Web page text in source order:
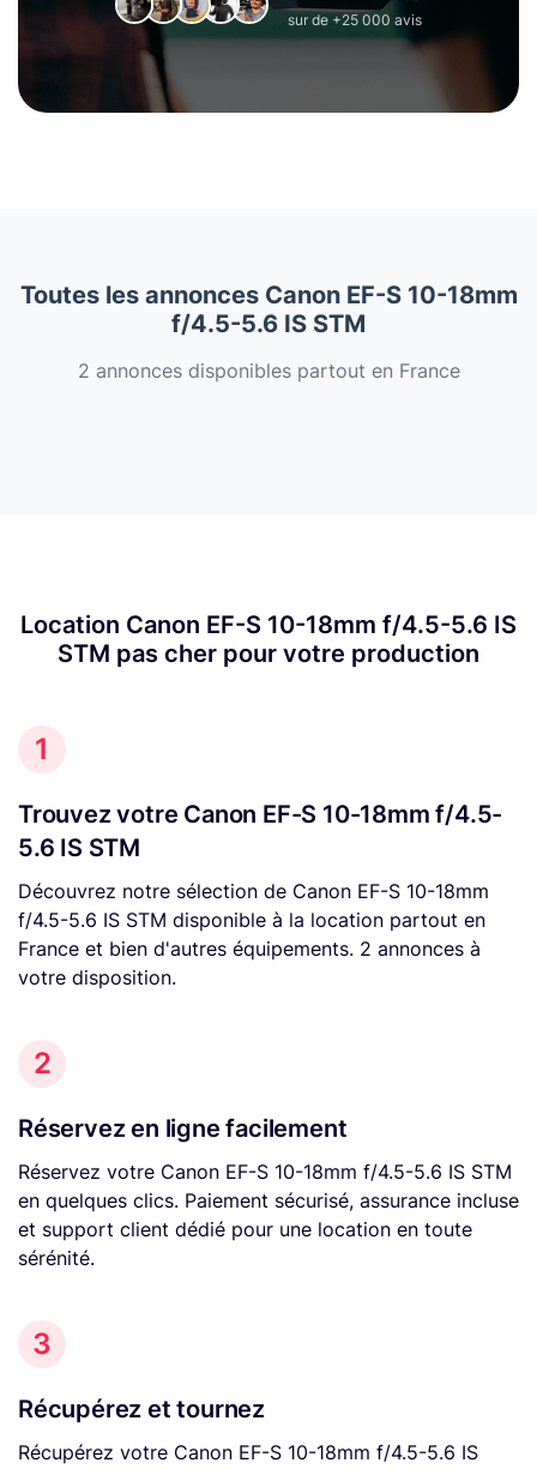
sur de +25 000 avis
Toutes les annonces Canon EF-S 10-18mm
f/4.5-5.6 IS STM
2 annonces disponibles partout en France
Location Canon EF-S 10-18mm f/4.5-5.6 IS
STM pas cher pour votre production
1
Trouvez votre Canon EF-S 10-18mm f/4.5-
5.6 IS STM
Découvrez notre sélection de Canon EF-S 10-18mm
f/4.5-5.6 IS STM disponible à la location partout en
France et bien d'autres équipements. 2 annonces à
votre disposition.
2
Réservez en ligne facilement
Réservez votre Canon EF-S 10-18mm f/4.5-5.6 IS STM
en quelques clics. Paiement sécurisé, assurance incluse
et support client dédié pour une location en toute
sérénité.
3
Récupérez et tournez
Récupérez votre Canon EF-S 10-18mm f/4.5-5.6 IS